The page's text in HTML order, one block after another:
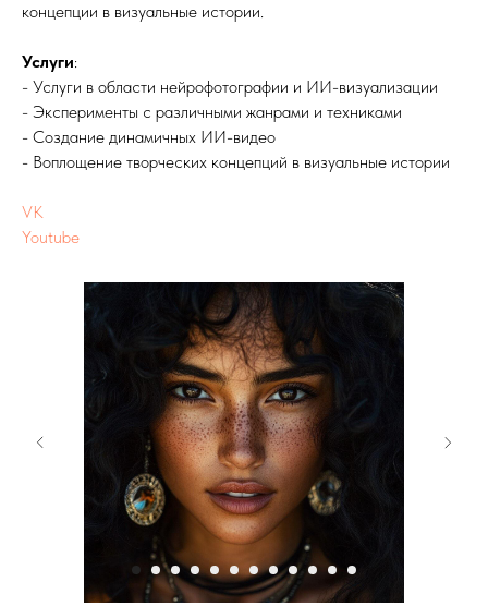
концепции в визуальные истории.
Услуги:
- Услуги в области нейрофотографии и ИИ-визуализации
- Эксперименты с различными жанрами и техниками
- Создание динамичных ИИ-видео
- Воплощение творческих концепций в визуальные истории
VK
Youtube